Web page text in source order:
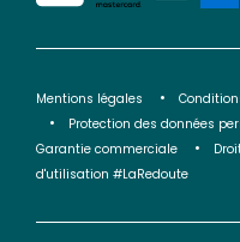
Mentions légales
Protection des données
Garantie commerciale
d'utilisation #LaRedoute